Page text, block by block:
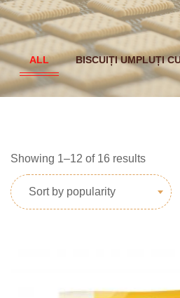
ALL BISCUIȚI UMPLUȚI
Showing 1–12 of 16 results
Sort by popularity